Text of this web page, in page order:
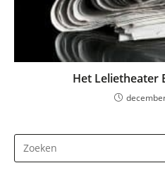
Het Lelietheater